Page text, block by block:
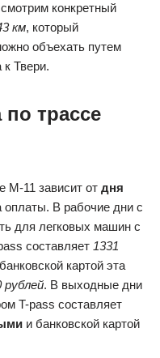
конкретный
км, который
объехать путем
Твери.
трассе
М-11 зависит от дня
оплаты. В рабочие дни с
для легковых машин с
составляет 1331
картой эта
рублей. В выходные дни
T-pass составляет
и банковской картой